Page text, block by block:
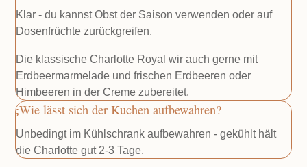
Klar - du kannst Obst der Saison verwenden oder auf
Dosenfrüchte zurückgreifen.
Die klassische Charlotte Royal wir auch gerne mit
Erdbeermarmelade und frischen Erdbeeren oder
Himbeeren in der Creme zubereitet.
Wie lässt sich der Kuchen aufbewahren?
Unbedingt im Kühlschrank aufbewahren - gekühlt hält
die Charlotte gut 2-3 Tage.